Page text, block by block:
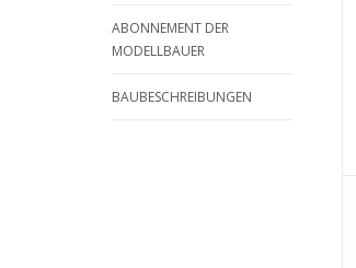
ABONNEMENT DER
MODELLBAUER
BAUBESCHREIBUNGEN